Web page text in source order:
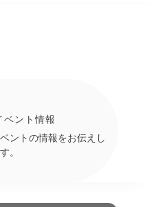
ベント情報
ントの情報をお伝えし
。